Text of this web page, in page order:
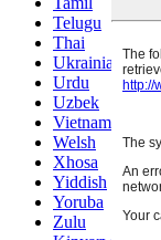
Telugu
Thai
Ukrainian
Urdu
Uzbek
Vietnamese
Welsh
Xhosa
Yiddish
Yoruba
Zulu